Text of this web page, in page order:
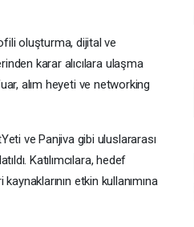
oluşturma, dijital ve
karar alıcılara ulaşma
alım heyeti ve networking
ve Panjiva gibi uluslararası
Katılımcılara, hedef
etkin kullanımına